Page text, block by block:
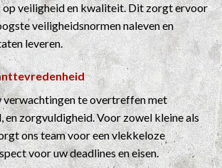
op veiligheid en kwaliteit. Dit zorgt ervoor
veiligheidsnormen naleven en
leveren.
verwachtingen te overtreffen met
en zorgvuldigheid. Voor zowel kleine als
ons team voor een vlekkeloze
voor uw deadlines en eisen.